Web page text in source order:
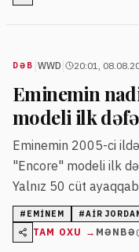
DƏB WWD 20:01,
Eminemin
modeli ilk dəfə
Eminemin 2005-ci
"Encore" modeli ilk
Yalnız 50 cüt
istehsal olunmuşdu.
# EMINEM #AIR
TAM OXU → MƏNBƏ